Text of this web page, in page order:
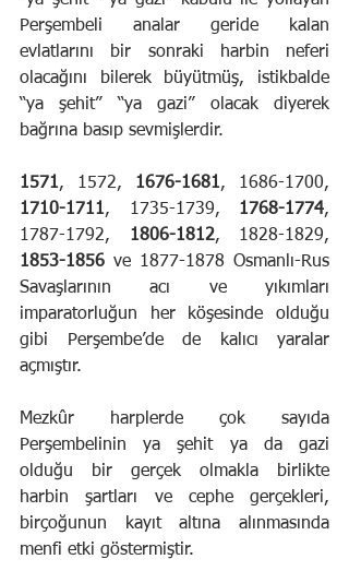
Perşembeli analar geride kalan
evlatlarını bir sonraki harbin neferi
olacağını bilerek büyütmüş, istikbalde
“ya şehit” “ya gazi” olacak diyerek
bağrına basıp sevmişlerdir.
1571, 1572, 1676-1681
1710-1711, 1735-1739, 1768-1774,
1787-1792, 1806-1812
1853-1856 ve 1877-1878 Osmanlı-Rus
Savaşlarının acı ve yıkımları
imparatorluğun her köşesinde olduğu
gibi Perşembe’de de kalıcı yaralar
açmıştır.
Mezkûr harplerde çok sayıda
Perşembelinin ya şehit ya da gazi
olduğu bir gerçek olmakla birlikte
harbin şartları ve cephe gerçekleri,
birçoğunun kayıt altına alınmasında
menfi etki göstermiştir.